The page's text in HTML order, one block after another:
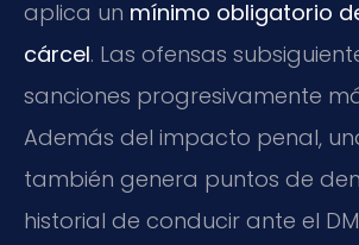
aplica un mínimo obligatorio
cárcel. Las ofensas
sanciones progresivamente
Además del impacto penal,
también genera puntos de
historial de conducir ante el